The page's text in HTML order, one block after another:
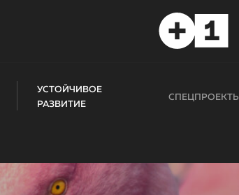
УСТОЙЧИВОЕ
РАЗВИТИЕ
СПЕЦПРОЕКТЫ